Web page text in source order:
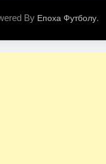
By Епоха Футболу.